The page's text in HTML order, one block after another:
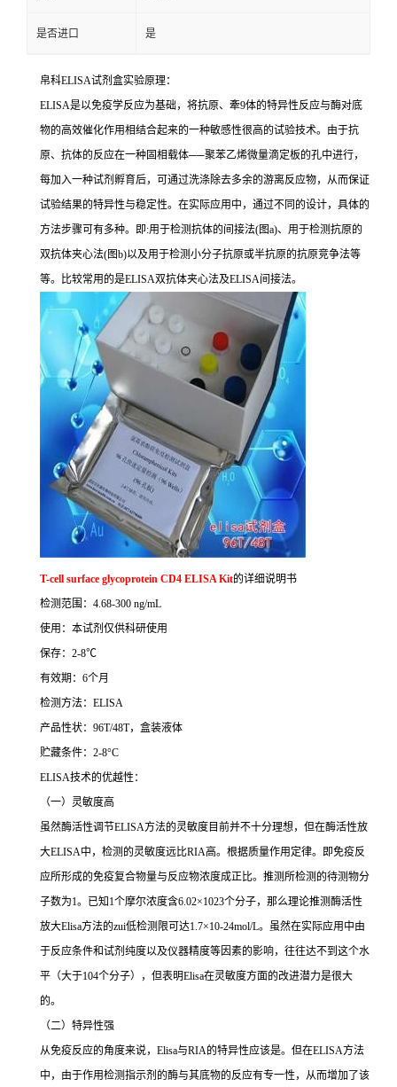
是否进口 是
帛科ELISA试剂盒实验原理：
ELISA是以免疫学反应为基础，将抗原、牽9体的特异性反应与酶对底
物的高效催化作用相结合起来的一种敏感性很高的试验技术。由于抗
原、抗体的反应在一种固相载体──聚苯乙烯微量滴定板的孔中进行，
每加入一种试剂孵育后，可通过洗涤除去多余的游离反应物，从而保证
试验结果的特异性与稳定性。在实际应用中，通过不同的设计，具体的
方法步骤可有多种。即:用于检测抗体的间接法(图a)、用于检测抗原的
双抗体夹心法(图b)以及用于检测小分子抗原或半抗原的抗原竞争法等
等。比较常用的是ELISA双抗体夹心法及ELISA间接法。
T-cell surface glycoprotein CD4 ELISA Kit的详细说明书
检测范围： 4.68-300 ng/mL
使用：本试剂仅供科研使用
保存： 2-8℃
有效期： 6个月
检测方法： ELISA
产品性状： 96T/48T，盒装液体
贮藏条件： 2-8°C
ELISA技术的优越性：
（一）灵敏度高
虽然酶活性调节ELISA方法的灵敏度目前并不十分理想，但在酶活性放
大ELISA中，检测的灵敏度远比RIA高。根据质量作用定律。即免疫反
应所形成的免疫复合物量与反应物浓度成正比。推测所检测的待测物分
子数为1。已知 1个摩尔浓度含6.02×1023个分子，那么理论推测酶活性
放大Elisa方法的zui低检测限可达1.7×10-24mol/L。虽然在实际应用中由
于反应条件和试剂纯度以及仪器精度等因素的影响，往往达不到这个水
平（大于104个分子），但表明Elisa在灵敏度方面的改进潜力是很大
的。
（二）特异性强
从免疫反应的角度来说， Elisa与RIA的特异性应该是。但在ELISA方法
中，由于作用检测指示剂的酶与其底物的反应有专一性，从而增加了该